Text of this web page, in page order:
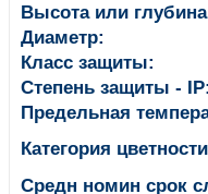
Высота или
Диаметр:
Класс защиты:
Степень защиты -
Предельная
Категория
Средн номин срок